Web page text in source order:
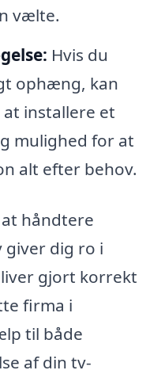
vælte.
Hvis du
ophæng, kan
installere et
mulighed for at
alt efter behov.
håndtere
dig ro i
gjort korrekt
firma i
til både
af din tv-